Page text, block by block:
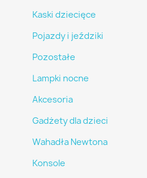
Kaski dziecięce
Pojazdy i jeździki
Pozostałe
Lampki nocne
Akcesoria
Gadżety dla dzieci
Wahadła Newtona
Konsole